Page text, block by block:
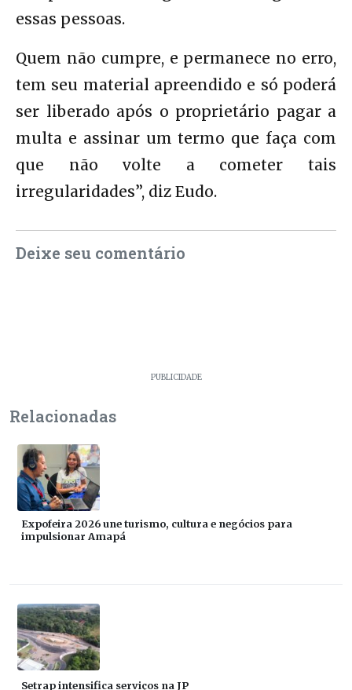
essas pessoas.
Quem não cumpre, e permanece no erro,
tem seu material apreendido e só poderá
ser liberado após o proprietário pagar a
multa e assinar um termo que faça com
que não volte a cometer tais
irregularidades”, diz Eudo.
Deixe seu comentário
PUBLICIDADE
Relacionadas
Expofeira 2026 une turismo, cultura e negócios para
impulsionar Amapá
Setrap intensifica serviços na JP